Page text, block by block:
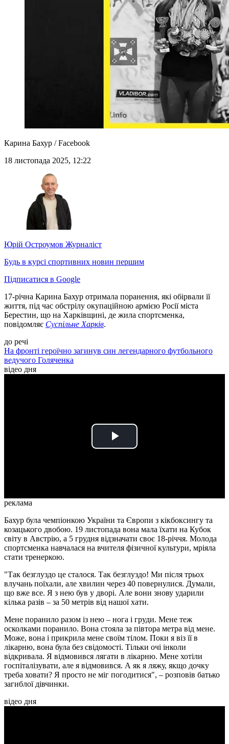
Карина Бахур / Facebook
18 листопада 2025, 12:22
Юрій Остроумов Журналіст
Будь в курсі спортивних новин першим
Підписатися в Google
17-річна Карина Бахур отримала поранення, які обірвали її
життя, під час обстрілу окупаційною армією Росії міста
Берестин, що на Харківщині, де жила спортсменка,
повідомляє Суспільне Харків.
до речі
На фронті героїчно загинув син легендарного футбольного
ведучого Голяченка
відео дня
Play
реклама
Бахур була чемпіонкою України та Європи з кікбоксингу та
козацького двобою. 19 листопада вона мала їхати на Кубок
світу в Австрію, а 5 грудня відзначати своє 18-річчя. Молода
спортсменка навчалася на вчителя фізичної культури, мріяла
стати тренеркою.
"Так безглуздо це сталося. Так безглуздо! Ми після трьох
влучань поїхали, але хвилин через 40 повернулися. Думали,
що вже все. Я з нею був у дворі. Але вони знову ударили
кілька разів – за 50 метрів від нашої хати.
Мене поранило разом із нею – нога і груди. Мене теж
осколками поранило. Вона стояла за півтора метра від мене.
Може, вона і прикрила мене своїм тілом. Поки я віз її в
лікарню, вона була без свідомості. Тільки очі інколи
відкривала. Я відмовився лягати в лікарню. Мене хотіли
госпіталізувати, але я відмовився. А як я ляжу, якщо дочку
треба ховати? Я просто не міг погодитися", – розповів батько
загиблої дівчинки.
відео дня